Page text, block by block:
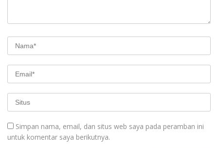
Simpan nama, email, dan situs web saya pada peramban ini
untuk komentar saya berikutnya.